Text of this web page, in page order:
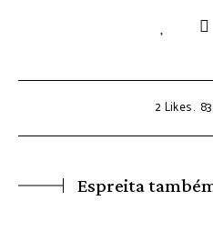
2Likes
Espreita